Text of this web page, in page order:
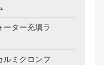
ーター充填ラ
ルミクロンフ